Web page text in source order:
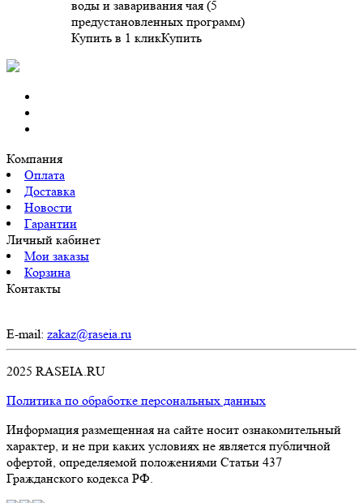
воды и заваривания чая (5
предустановленных программ)
Купить в 1 кликКупить
Компания
Оплата
Доставка
Новости
Гарантии
Личный кабинет
Мои заказы
Корзина
Контакты
E-mail: zakaz@raseia.ru
2025 RASEIA.RU
Политика по обработке персональных данных
Информация размещенная на сайте носит ознакомительный
характер, и не при каких условиях не является публичной
офертой, определяемой положениями Статьи 437
Гражданского кодекса РФ.